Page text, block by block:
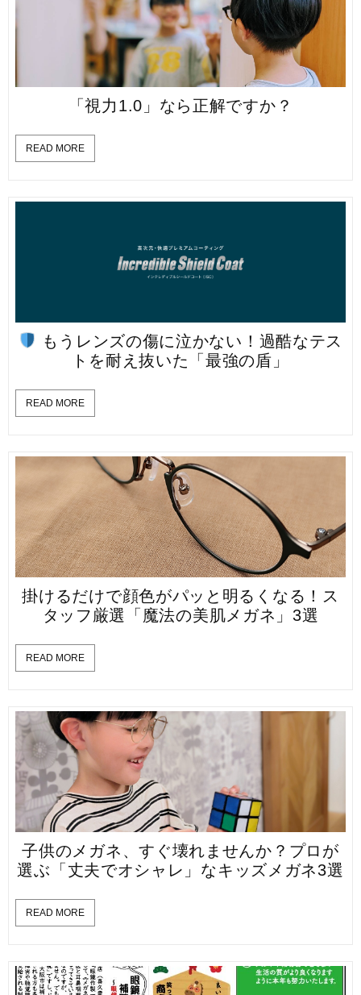
「視力1.0」なら正解ですか？
READ MORE
もうレンズの傷に泣かない！過酷なテス
トを耐え抜いた「最強の盾」
READ MORE
掛けるだけで顔色がパッと明るくなる！ス
タッフ厳選「魔法の美肌メガネ」3選
READ MORE
子供のメガネ、すぐ壊れませんか？プロが
選ぶ「丈夫でオシャレ」なキッズメガネ3選
READ MORE